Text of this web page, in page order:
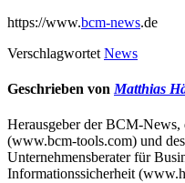
https://www.bcm-news.de
Verschlagwortet News
Geschrieben von Matthias
Herausgeber der BCM-
(www.bcm-tools.com) und
Unternehmensberater für
Informationssicherheit